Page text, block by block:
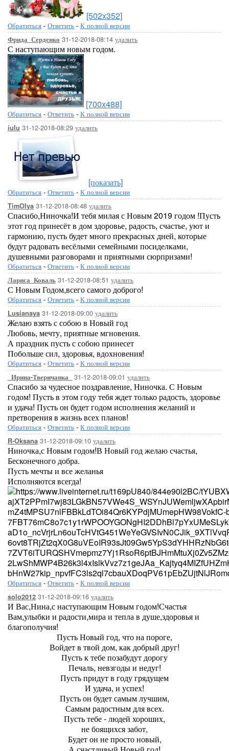
[502x352]
Обратиться - Ответить - К полной версии
Фрида_Серденко 31-12-2018-08:14 удалить
С наступающим новым годом.
[700x488]
Обратиться - Ответить - К полной версии
iulu 31-12-2018-08:29 удалить
[показать]
Обратиться - Ответить - К полной версии
TimOlya 31-12-2018-08:48 удалить
Спасибо,Ниночка!И тебя милая с Новым 2019 годом !Пусть
этот год принесёт в дом здоровье, радость, счастье, уют и
гармонию, пусть будет много прекрасных дней, которые
будут радовать весёлыми семейными посиделками,
душевными разговорами и приятными сюрпризами!
Обратиться - Ответить - К полной версии
Лариса_Коваль 31-12-2018-08:51 удалить
С Новым Годом,всего самого доброго!
Обратиться - Ответить - К полной версии
Lusianaya 31-12-2018-09:00 удалить
Желаю взять с собою в Новый год
Любовь, мечту, приятные мгновения.
А праздник пусть с собою принесет
Побольше сил, здоровья, вдохновения!
Обратиться - Ответить - К полной версии
_Ирина-Тверичанка_ 31-12-2018-09:01 удалить
Спасибо за чудесное поздравление, Ниночка. С Новым
годом! Пусть в этом году тебя ждет только радость, здоровье
и удача! Пусть он будет годом исполнения желаний и
претворения в жизнь всех планов!
Обратиться - Ответить - К полной версии
R-Oksana 31-12-2018-09:10 удалить
Ниночка,с Новым годом!В Новый год желаю счастья,
Бесконечного добра.
Пусть мечты и все желанья
Исполняются всегда!
Обратиться - Ответить - К полной версии
solo2012 31-12-2018-09:16 удалить
И Вас,Нина,с наступающим Новым годом!Счастья
Вам,улыбки и радости,мира и тепла в душе,здоровья и
благополучия!
Пусть Новый год, что на пороге,
Войдет в твой дом, как добрый друг!
Пусть к тебе позабудут дорогу
Печаль, невзгоды и недуг!
Пусть придут в году грядущем
И удача, и успех!
Пусть он будет самым лучшим,
Самым радостным для всех.
Пусть тебе - людей хороших,
не боящихся забот,
Будет он не просто новый,